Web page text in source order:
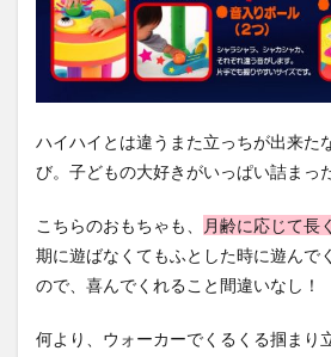
ハイハイとは違うまた立っちが出来た
び。子どもの大好きがいっぱい詰まっ
こちらのおもちゃも、 月齢に応じて長
期に遊ばなくてもふとした時に遊んで
ので、喜んでくれること間違いなし！
何より、ウォーカーでくるくる掴まり